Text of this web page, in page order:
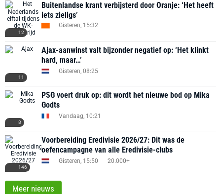
12
Buitenlandse krant verbijsterd door Oranje: ‘Het heeft
iets zieligs’
Gisteren, 15:32
11
Ajax-aanwinst valt bijzonder negatief op: ‘Het klinkt
hard, maar…’
Gisteren, 08:25
8
PSG voert druk op: dit wordt het nieuwe bod op Mika
Godts
Vandaag, 10:21
146
Voorbereiding Eredivisie 2026/27: Dit was de
oefencampagne van alle Eredivisie-clubs
Gisteren, 15:50 20.000+
Meer nieuws